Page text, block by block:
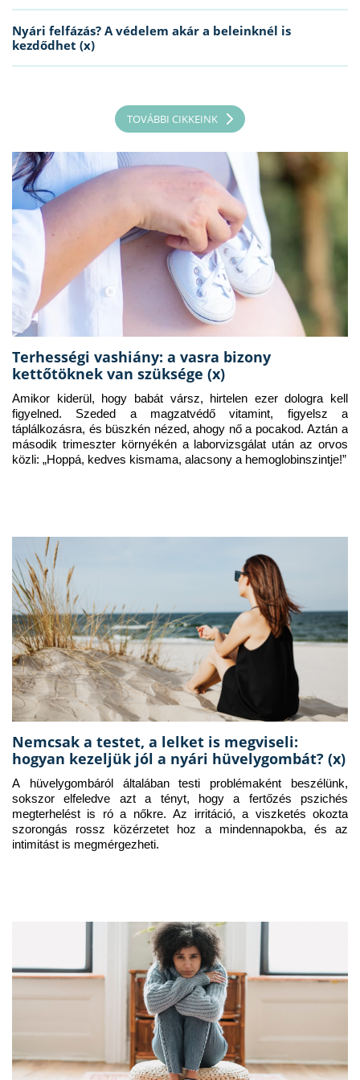
Nyári felfázás? A védelem akár a beleinknél is
kezdődhet (x)
TOVÁBBI CIKKEINK
Terhességi vashiány: a vasra bizony
kettőtöknek van szüksége (x)
Amikor kiderül, hogy babát vársz, hirtelen ezer dologra kell
figyelned. Szeded a magzatvédő vitamint, figyelsz a
táplálkozásra, és büszkén nézed, ahogy nő a pocakod. Aztán a
második trimeszter környékén a laborvizsgálat után az orvos
közli: „Hoppá, kedves kismama, alacsony a hemoglobinszintje!”
Nemcsak a testet, a lelket is megviseli:
hogyan kezeljük jól a nyári hüvelygombát? (x)
A hüvelygombáról általában testi problémaként beszélünk,
sokszor elfeledve azt a tényt, hogy a fertőzés pszichés
megterhelést is ró a nőkre. Az irritáció, a viszketés okozta
szorongás rossz közérzetet hoz a mindennapokba, és az
intimitást is megmérgezheti.